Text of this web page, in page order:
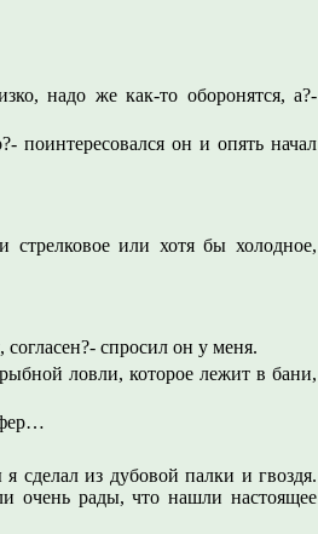
надо же как-то оборонятся, а?-
поинтересовался он и опять начал
или хотя бы холодное,
спросил он у меня.
ловли, которое лежит в бани,
сделал из дубовой палки и гвоздя.
очень рады, что нашли настоящее